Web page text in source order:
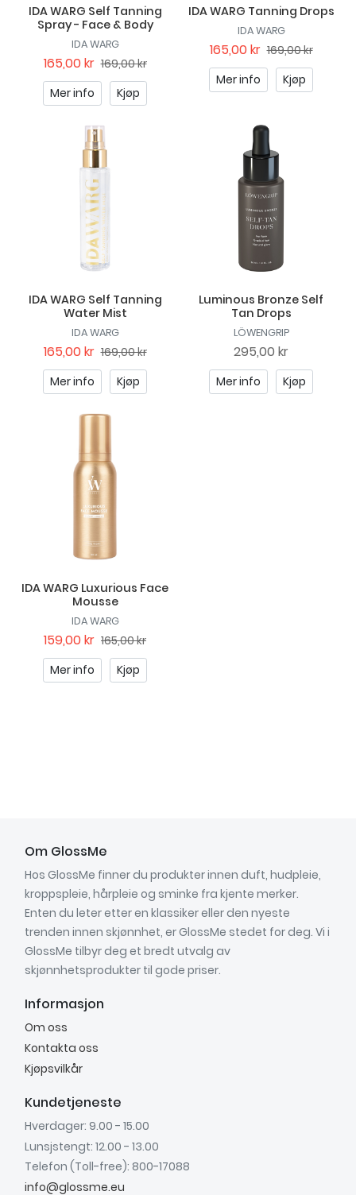
IDA WARG Self Tanning
Spray - Face & Body
IDA WARG
165,00 kr 169,00 kr
Mer info
Kjøp
IDA WARG Tanning Drops
IDA WARG
165,00 kr 169,00 kr
Mer info
Kjøp
IDA WARG Self Tanning
Water Mist
IDA WARG
165,00 kr 169,00 kr
Mer info
Kjøp
Luminous Bronze Self
Tan Drops
LÖWENGRIP
295,00 kr
Mer info Kjøp
IDA WARG Luxurious Face
Mousse
IDA WARG
159,00 kr 165,00 kr
Mer info
Kjøp
Om GlossMe
Hos GlossMe finner du produkter innen duft, hudpleie,
kroppspleie, hårpleie og sminke fra kjente merker.
Enten du leter etter en klassiker eller den nyeste
trenden innen skjønnhet, er GlossMe stedet for deg. Vi i
GlossMe tilbyr deg et bredt utvalg av
skjønnhetsprodukter til gode priser.
Informasjon
Om oss
Kontakta oss
Kjøpsvilkår
Kundetjeneste
Hverdager: 9.00 - 15.00
Lunsjstengt: 12.00 - 13.00
Telefon (Toll-free): 800-17088
info@glossme.eu